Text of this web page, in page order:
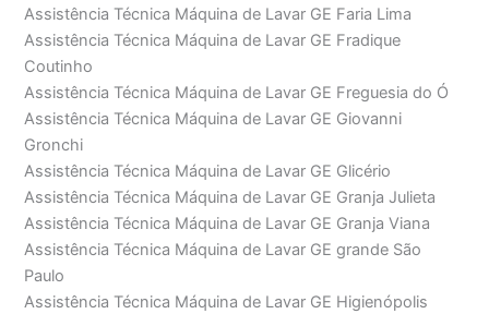
Assistência Técnica Máquina de Lavar GE Faria Lima
Assistência Técnica Máquina de Lavar GE Fradique
Coutinho
Assistência Técnica Máquina de Lavar GE Freguesia do Ó
Assistência Técnica Máquina de Lavar GE Giovanni
Gronchi
Assistência Técnica Máquina de Lavar GE Glicério
Assistência Técnica Máquina de Lavar GE Granja Julieta
Assistência Técnica Máquina de Lavar GE Granja Viana
Assistência Técnica Máquina de Lavar GE grande São
Paulo
Assistência Técnica Máquina de Lavar GE Higienópolis